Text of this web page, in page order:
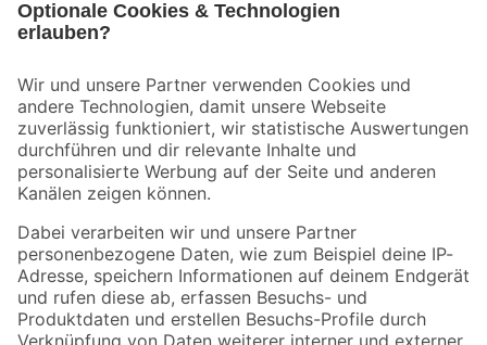
Der toom Newsletter: Keine Angebote und Aktionen mehr verpassen!
Zur Newsletter Anmeldung
Folge uns
Zahlungsarten Versandarten